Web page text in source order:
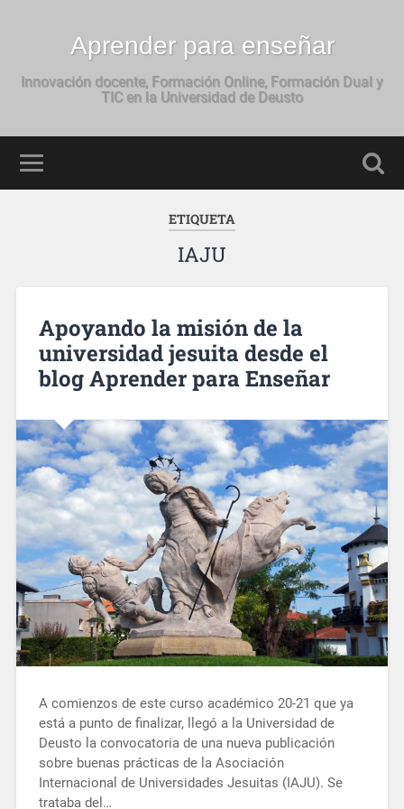
Aprender para enseñar
Innovación docente, Formación Online, Formación Dual y
TIC en la Universidad de Deusto
ETIQUETA
IAJU
Apoyando la misión de la
universidad jesuita desde el
blog Aprender para Enseñar
A comienzos de este curso académico 20-21 que ya
está a punto de finalizar, llegó a la Universidad de
Deusto la convocatoria de una nueva publicación
sobre buenas prácticas de la Asociación
Internacional de Universidades Jesuitas (IAJU). Se
trataba del…